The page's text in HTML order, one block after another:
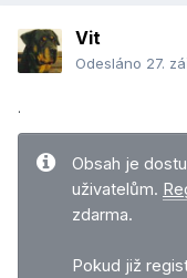
Vit
Odesláno 27.
.
Obsah je
uživatelům.
zdarma.
Pokud již